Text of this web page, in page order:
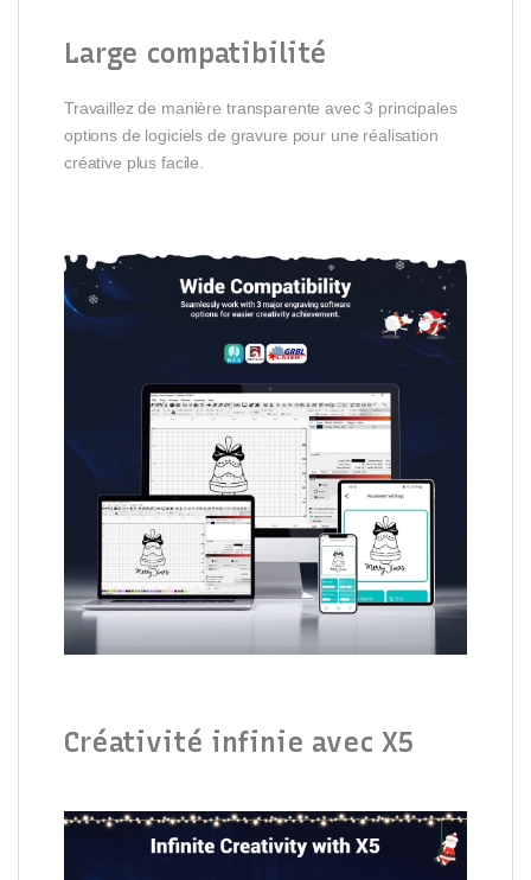
Large compatibilité
Travaillez de manière transparente avec 3 principales
options de logiciels de gravure pour une réalisation
créative plus facile.
Créativité infinie avec X5